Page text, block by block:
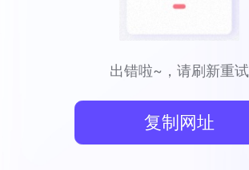
出错啦~，请刷新重试
复制网址